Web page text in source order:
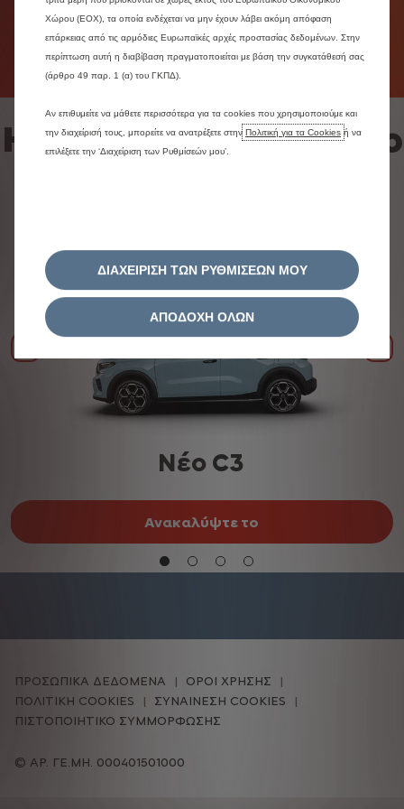
για να απολαύσεις την οδήγηση με ηλεκτρική
ενέργεια περισσότερο από 50% του χρόνου στην
πόλη.
Hybrid αυτοκίνητα απο
Nέο C3
Ανακαλύψτε το
ΑΡ. ΓΕ.ΜΗ. 000401501000
ΠΡΟΣΩΠΙΚΑ ΔΕΔΟΜΕΝΑ
ΟΡΟΙ ΧΡΗΣΗΣ
ΠΟΛΙΤΙΚΗ COOKIES
ΣΥΝΑΙΝΕΣΗ COOKIES
ΠΙΣΤΟΠΟΙΗΤΙΚΟ ΣΥΜΜΟΡΦΩΣΗΣ
Χώρου (ΕΟΧ), τα οποία ενδέχεται να μην έχουν λάβει ακόμη απόφαση
επάρκειας από τις αρμόδιες Ευρωπαϊκές αρχές προστασίας δεδομένων. Στην
περίπτωση αυτή η διαβίβαση πραγματοποιείται με βάση την συγκατάθεσή σας
(άρθρο 49 παρ. 1 (α) του ΓΚΠΔ).
Αν επιθυμείτε να μάθετε περισσότερα για τα cookies που χρησιμοποιούμε και
την διαχείρισή τους, μπορείτε να ανατρέξετε στην Πολιτική για τα Cookies ή να
επιλέξετε την ‘Διαχείριση των Ρυθμίσεών μου’.
ΔΙΑΧΕΙΡΙΣΗ ΤΩΝ ΡΥΘΜΙΣΕΩΝ ΜΟΥ
ΑΠΟΔΟΧΗ ΟΛΩΝ